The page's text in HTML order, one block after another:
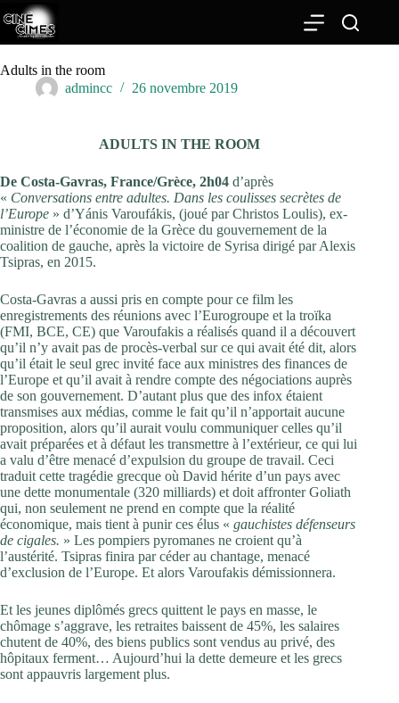
Passer
au
contenu
Adults in the room
admincc
26 novembre 2019
ADULTS IN THE ROOM
De Costa-Gavras, France/Grèce, 2h04 d’après
« Conversations entre adultes. Dans les coulisses secrètes de
l’Europe » d’Yánis Varoufákis, (joué par Christos Loulis), ex-
ministre de l’économie de la Grèce du gouvernement de la
coalition de gauche, après la victoire de Syrisa dirigé par Alexis
Tsipras, en 2015.
Costa-Gavras a aussi pris en compte pour ce film les
enregistrements des réunions avec l’Eurogroupe et la troïka
(FMI, BCE, CE) que Varoufakis a réalisés quand il a découvert
qu’il n’y avait pas de procès-verbal sur ce qui avait été dit, alors
qu’il était le seul grec invité face aux ministres des finances de
l’Europe et qu’il avait à rendre compte des négociations auprès
de son gouvernement. D’autant plus que des infox étaient
transmises aux médias, comme le fait qu’il n’apportait aucune
proposition, alors qu’il aurait voulu communiquer celles qu’il
avait préparées et à défaut les transmettre à l’extérieur, ce qui lui
a valu d’être menacé d’expulsion du groupe de travail. Ceci
traduit cette tragédie grecque où David hérite d’un pays avec
une dette monumentale (320 milliards) et doit affronter Goliath
qui, non seulement ne prend en compte que la réalité
économique, mais tient à punir ces élus « gauchistes défenseurs
de cigales. » Les pompiers pyromanes ne croient qu’à
l’austérité. Tsipras finira par céder au chantage, menacé
d’exclusion de l’Europe. Et alors Varoufakis démissionnera.
Et les jeunes diplômés grecs quittent le pays en masse, le
chômage s’aggrave, les retraites baissent de 45%, les salaires
chutent de 40%, des biens publics sont vendus au privé, des
hôpitaux ferment… Aujourd’hui la dette demeure et les grecs
sont appauvris largement plus.